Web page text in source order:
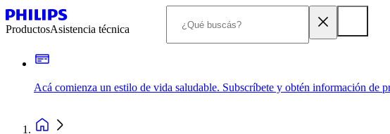
ProductosAsistencia técnica
Acá comienza un estilo de vida saludable. Subscríbete y obtén información de